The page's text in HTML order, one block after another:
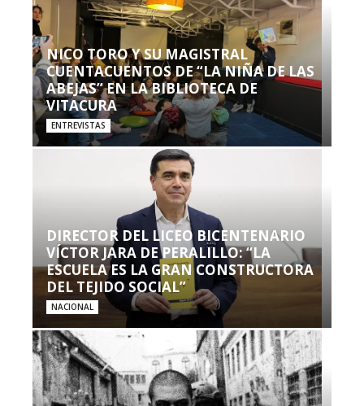
NICO TORO Y SU MAGISTRAL
CUENTACUENTOS DE “LA NIÑA DE LAS
ABEJAS” EN LA BIBLIOTECA DE
VITACURA
ENTREVISTAS
DIRECTOR DEL LICEO BICENTENARIO
VÍCTOR JARA DE PERALILLO: “LA
ESCUELA ES LA GRAN CONSTRUCTORA
DEL TEJIDO SOCIAL”
NACIONAL